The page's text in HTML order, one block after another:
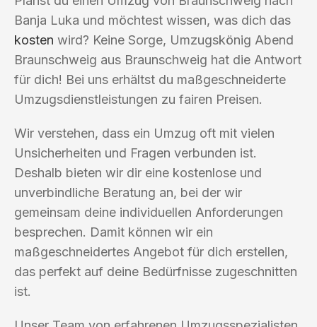
Banja Luka und möchtest wissen, was dich das
kosten wird? Keine Sorge, Umzugskönig Abend
Braunschweig aus Braunschweig hat die Antwort
für dich! Bei uns erhältst du maßgeschneiderte
Umzugsdienstleistungen zu fairen Preisen.
Wir verstehen, dass ein Umzug oft mit vielen
Unsicherheiten und Fragen verbunden ist.
Deshalb bieten wir dir eine kostenlose und
unverbindliche Beratung an, bei der wir
gemeinsam deine individuellen Anforderungen
besprechen. Damit können wir ein
maßgeschneidertes Angebot für dich erstellen,
das perfekt auf deine Bedürfnisse zugeschnitten
ist.